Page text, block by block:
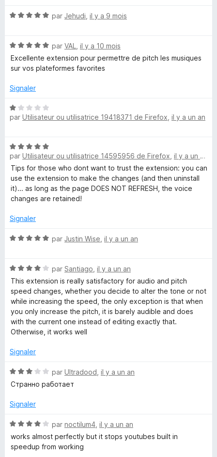
s
5
N
é
5
s
r
par Jehudi il y a 9 mois
N
o
t
5
u
r
par VAL
il y a 10 mois
Excellente extension pour permettre de pitch les musiques
sur vos plateformes favorites
Signaler
N
o
1
s
u
r
5
par Utilisateur ou utilisatrice 19418371 de Firefox il y a un an
N
o
t
é
5
s
r
par Utilisateur ou utilisatrice 14595956 de Firefox il y a un an
Tips for those who dont want to trust the extension: you can
use the extension to make the changes (and then uninstall
it)... as long as the page DOES NOT REFRESH, the voice
changes are retained!
Signaler
N
é
5
s
u
r
5
par Justin Wise il y a un an
N
o
t
é
4
s
u
5
par Santiago il y a un an
This extension is really satisfactory for audio and pitch
speed changes, whether you decide to alter the tone or not
while increasing the speed, the only exception is that when
you only increase the pitch, it is barely audible and does
with the current one instead of editing exactly that.
Otherwise, it works well
Signaler
N
o
é
s
par Ultradood il y a un an
Странно работает
Signaler
N
o
t
par noctilum4 il y a un an
works almost perfectly but it stops youtubes built in
speedup from working